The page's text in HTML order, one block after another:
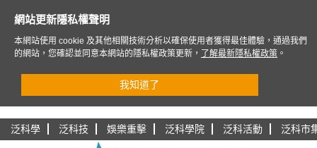
泛科學 泛科技 娛樂重擊 泛科學院 泛科活動 泛科市
網站更新隱私權聲明
本網站使用 cookie 及其他相關技術分析以確保使用者獲得最佳體驗，通過我們
的網站，您確認並同意本網站的隱私權政策更新，
了解最新隱私權政策 。
我知道了